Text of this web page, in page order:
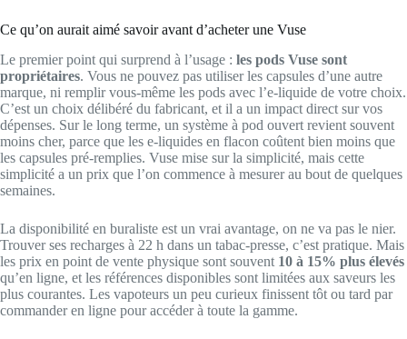
Ce qu’on aurait aimé savoir avant d’acheter une Vuse
Le premier point qui surprend à l’usage : les pods Vuse sont
propriétaires. Vous ne pouvez pas utiliser les capsules d’une autre
marque, ni remplir vous-même les pods avec l’e-liquide de votre choix.
C’est un choix délibéré du fabricant, et il a un impact direct sur vos
dépenses. Sur le long terme, un système à pod ouvert revient souvent
moins cher, parce que les e-liquides en flacon coûtent bien moins que
les capsules pré-remplies. Vuse mise sur la simplicité, mais cette
simplicité a un prix que l’on commence à mesurer au bout de quelques
semaines.
La disponibilité en buraliste est un vrai avantage, on ne va pas le nier.
Trouver ses recharges à 22 h dans un tabac-presse, c’est pratique. Mais
les prix en point de vente physique sont souvent 10 à 15% plus élevés
qu’en ligne, et les références disponibles sont limitées aux saveurs les
plus courantes. Les vapoteurs un peu curieux finissent tôt ou tard par
commander en ligne pour accéder à toute la gamme.